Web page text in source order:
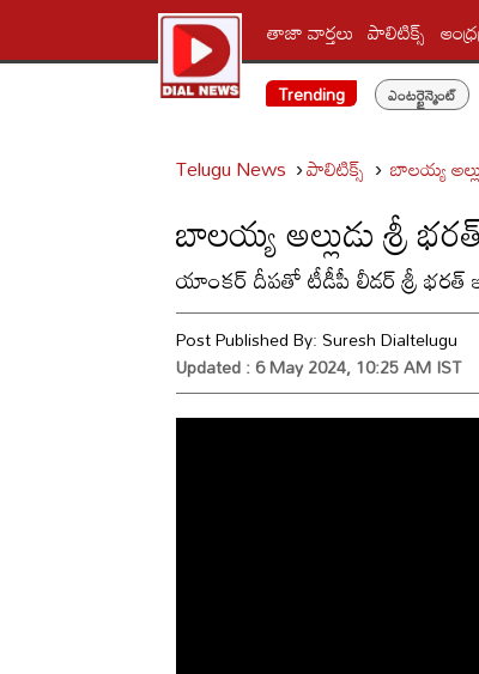
తాజా వార్తలు పాలిటిక్స్‌
Trending
ఎంటర్టైన్మెంట్
Telugu News పాలిటిక్స్‌ బాలయ్య
బాలయ్య అల్లుడు శ్రీ
యాంకర్ దీపతో టీడీపీ లీడర్ శ్రీ భరత్
Post Published By:Suresh Dialtelugu
Updated : 6 May 2024, 10:25 AM IST